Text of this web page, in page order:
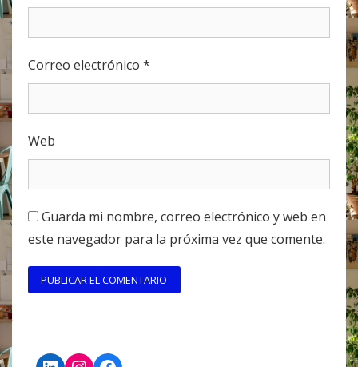
Correo electrónico *
Web
Guarda mi nombre, correo electrónico y web en
este navegador para la próxima vez que comente.